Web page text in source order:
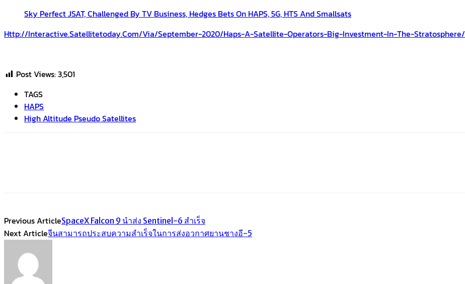
Sky Perfect JSAT, Challenged By TV Business, Hedges Bets On HAPS, 5G, HTS And Smallsats
Http://interactive.satellitetoday.com/via/september-2020/haps-A-Satellite-Operators-Big-Investment-In-The-Stratosphere/
Post Views:3,501
TAGS
HAPS
High Altitude Pseudo Satellites
Previous ArticleSpaceX Falcon 9 นำส่ง Sentinel-6 สำเร็จ
Next Articleจีนสามารถประสบความสำเร็จในการส่งอวกาศยานชางอี-5